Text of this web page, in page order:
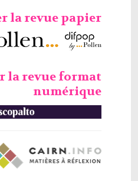
la revue papier
la revue format
numérique